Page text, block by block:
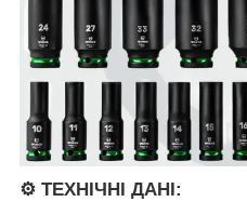
⚙️ ТЕХНІЧНІ ДАНІ: